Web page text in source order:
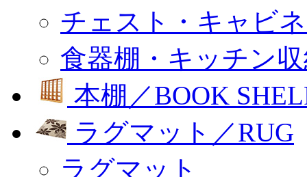
チェスト・キャビ
食器棚・キッチン
本棚／BOOK
ラグマット／RUG
ラグマット